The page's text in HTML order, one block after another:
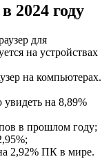
2024 году
для
на устройствах
на компьютерах.
на 8,89%
в прошлом году;
2,92% ПК в мире.